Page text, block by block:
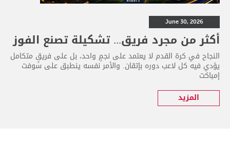
June 30, 2026
أكثر من مجرد فريق... تشكيلة تصنع الفوز
النجاح في كرة القدم لا يعتمد على نجمٍ واحد، بل على فريقٍ متكامل
يؤدي فيه كل لاعب دوره بإتقان. والأمر نفسه ينطبق على سوفت
إمباكت
المزيد